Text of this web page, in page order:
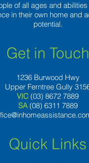
of all ages and
in their own home and
potential.
Get in Touch
1236 Burwood Hwy
Upper Ferntree Gully
VIC (03) 8672 7889
SA (08) 6311 7889
Quick Links